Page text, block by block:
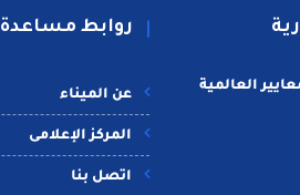
العالمية
روابط مساعدة
عن الميناء
المركز الإعلامى
اتصل بنا